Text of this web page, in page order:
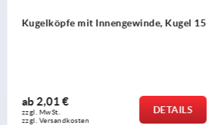
Kugelköpfe mit Innengewinde, Kugel 15
ab 2,01 €
zzgl. MwSt.
zzgl. Versandkosten
DETAILS